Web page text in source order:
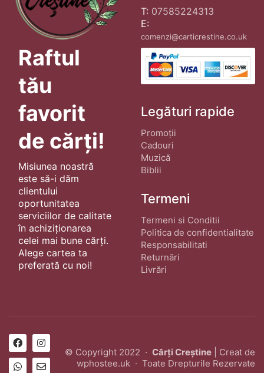
Raftul
tău
favorit
de cărți!
Misiunea noastră
este să-i dăm
clientului
oportunitatea
serviciilor de calitate
în achiziționarea
celei mai bune cărți.
Alege cartea ta
preferată cu noi!
T: 07585224313
E:
comenzi@carticrestine.co.uk
Legături rapide
Promoții
Cadouri
Muzică
Biblii
Termeni
Termeni si Conditii
Politica de confidentialitate
Responsabilitati
Returnări
Livrări
© Copyright 2022 · Cărți Creștine | Creat de
wphostee.uk · Toate Drepturile Rezervate